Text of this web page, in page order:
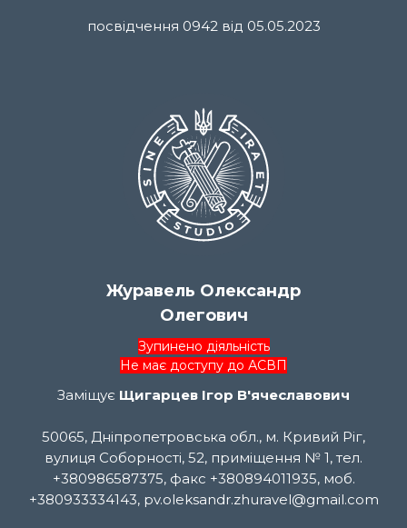
посвідчення 0942 від 05.05.2023
Журавель Олександр
Олегович
Зупинено діяльність
Не має доступу до АСВП
Заміщує Щигарцев Ігор В'ячеславович
50065, Дніпропетровська обл., м. Кривий Ріг,
вулиця Соборності, 52, приміщення № 1, тел.
+380986587375, факс +380894011935, моб.
+380933334143, pv.oleksandr.zhuravel@gmail.com